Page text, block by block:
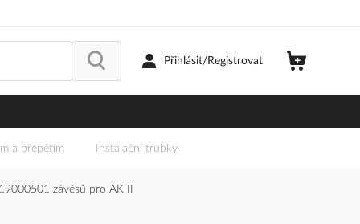
Přihlásit/Registrovat
a přepětím Instalační trubky
závěsů pro AK II